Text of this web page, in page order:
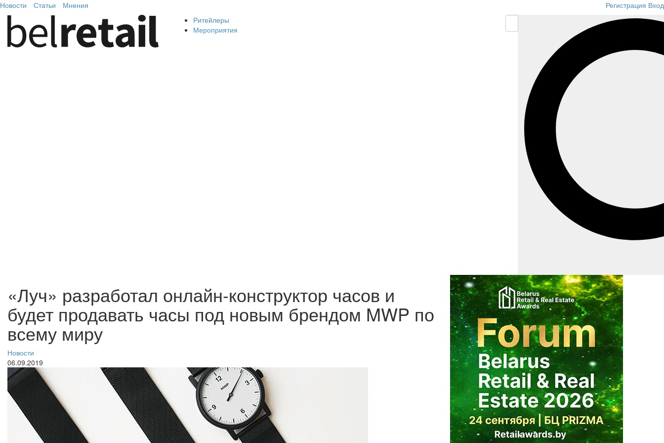
Новости Статьи Мнения Регистрация Вход
Ритейлеры
Мероприятия
«Луч» разработал онлайн-конструктор часов и
будет продавать часы под новым брендом MWP по
всему миру
Новости
06.09.2019